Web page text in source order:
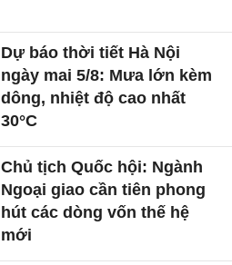
Dự báo thời tiết Hà Nội
ngày mai 5/8: Mưa lớn kèm
dông, nhiệt độ cao nhất
30°C
Chủ tịch Quốc hội: Ngành
Ngoại giao cần tiên phong
hút các dòng vốn thế hệ
mới